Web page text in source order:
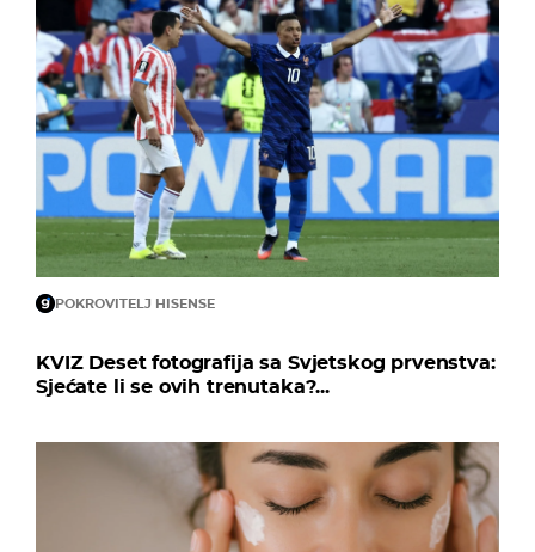
POKROVITELJ HISENSE
KVIZ Deset fotografija sa Svjetskog prvenstva:
Sjećate li se ovih trenutaka?...